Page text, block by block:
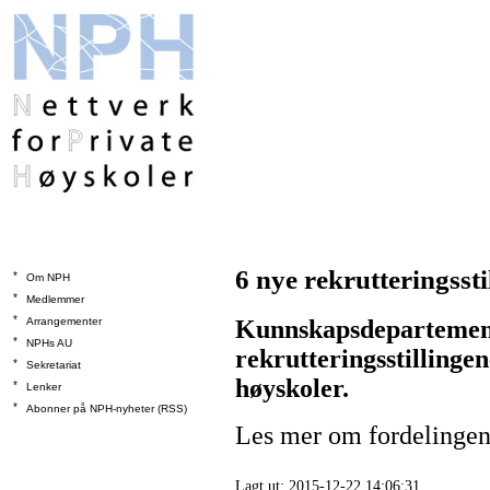
*
Om NPH
*
Medlemmer
*
Arrangementer
*
NPHs AU
*
Sekretariat
*
Lenker
*
Abonner på NPH-nyheter (RSS)
6 nye
høyskoler.
Les mer om fordelingen
Lagt ut: 2015-12-22 14:06:31